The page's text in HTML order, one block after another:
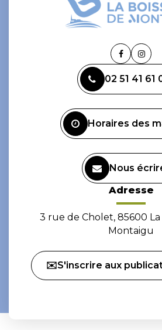
Lien
le
compte
Lien
le
02 51 41 61
Horaires des
Nous
Adresse
3 rue de Cholet, 85600 La
Montaigu
✉️S'inscrire aux